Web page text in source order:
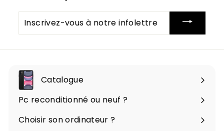
vous
à
Catalogue
Ouvrir
le
menu
Pc reconditionné ou neuf ?
Choisir son ordinateur ?